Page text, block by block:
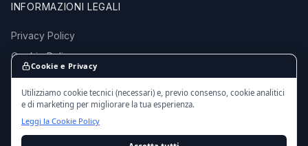
INFORMAZIONI LEGALI
Privacy Policy
Cookie Policy
Termini e Condizioni
Cookie e Privacy
Utilizziamo cookie tecnici (necessari) e, previo consenso, cookie analitici
e di marketing per migliorare la tua esperienza.
Leggi la Cookie Policy